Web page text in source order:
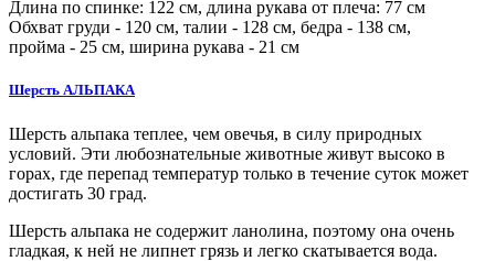
Длина по спинке: 122 см, длина рукава от плеча: 77 см
Обхват груди - 120 см, талии - 128 см, бедра - 138 см,
пройма - 25 см, ширина рукава - 21 см
Шерсть АЛЬПАКА
Шерсть альпака теплее, чем овечья, в силу природных
условий. Эти любознательные животные живут высоко в
горах, где перепад температур только в течение суток может
достигать 30 град.
Шерсть альпака не содержит ланолина, поэтому она очень
гладкая, к ней не липнет грязь и легко скатывается вода.